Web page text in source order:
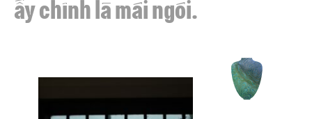
ấy chính là mái ngói.